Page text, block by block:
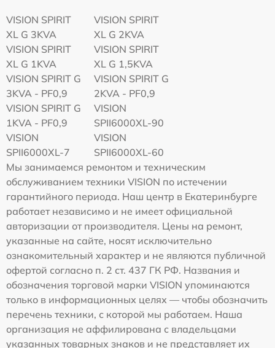
VISION SPIRIT
XL G 3KVA
VISION SPIRIT
XL G 2KVA
VISION SPIRIT
XL G 1KVA
VISION SPIRIT
XL G 1,5KVA
VISION SPIRIT G
3KVA - PF0,9
VISION SPIRIT G
2KVA - PF0,9
VISION SPIRIT G
1KVA - PF0,9
VISION
SPII6000XL-90
VISION
SPII6000XL-7
VISION
SPII6000XL-60
Мы занимаемся ремонтом и техническим
обслуживанием техники VISION по истечении
гарантийного периода. Наш центр в Екатеринбурге
работает независимо и не имеет официальной
авторизации от производителя. Цены на ремонт,
указанные на сайте, носят исключительно
ознакомительный характер и не являются публичной
офертой согласно п. 2 ст. 437 ГК РФ. Названия и
обозначения торговой марки VISION упоминаются
только в информационных целях — чтобы обозначить
перечень техники, с которой мы работаем. Наша
организация не аффилирована с владельцами
указанных товарных знаков и не представляет их